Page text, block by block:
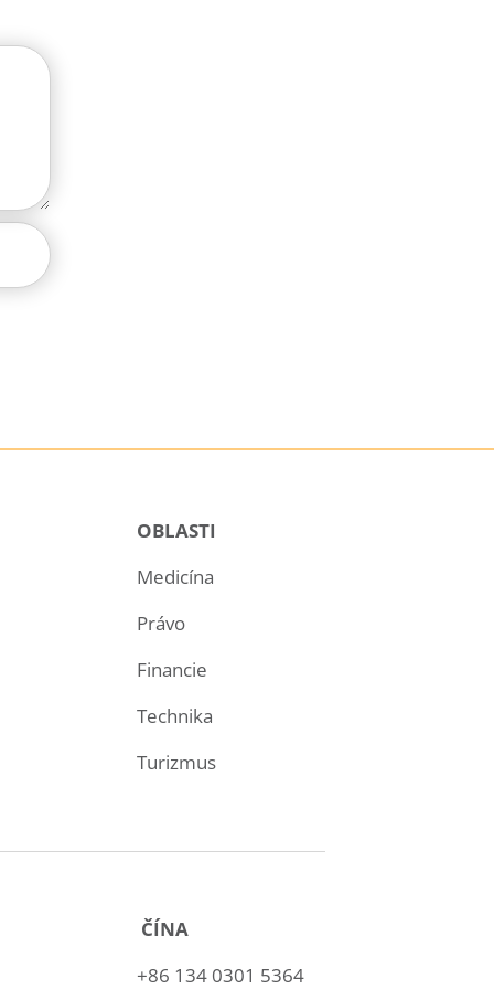
OBLASTI
Medicína
Právo
Financie
Technika
Turizmus
ČÍNA
+86 134 0301 5364